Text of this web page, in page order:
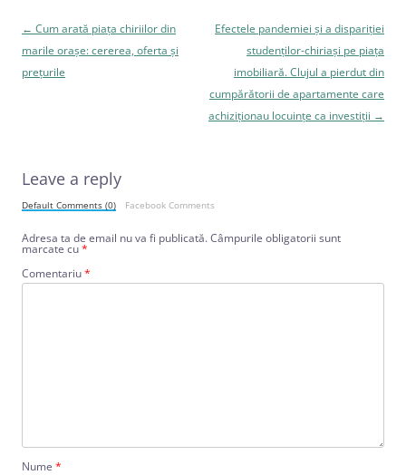
Navigare
în
articole
← Cum arată piața chiriilor din
marile orașe: cererea, oferta și
prețurile
Efectele pandemiei și a dispariției
studenților-chiriași pe piața
imobiliară. Clujul a pierdut din
cumpărătorii de apartamente care
achiziționau locuințe ca investiții →
Leave a reply
Default Comments (0) Facebook Comments
Adresa ta de email nu va fi publicată.Câmpurile obligatorii sunt
marcate cu*
Comentariu*
Nume *